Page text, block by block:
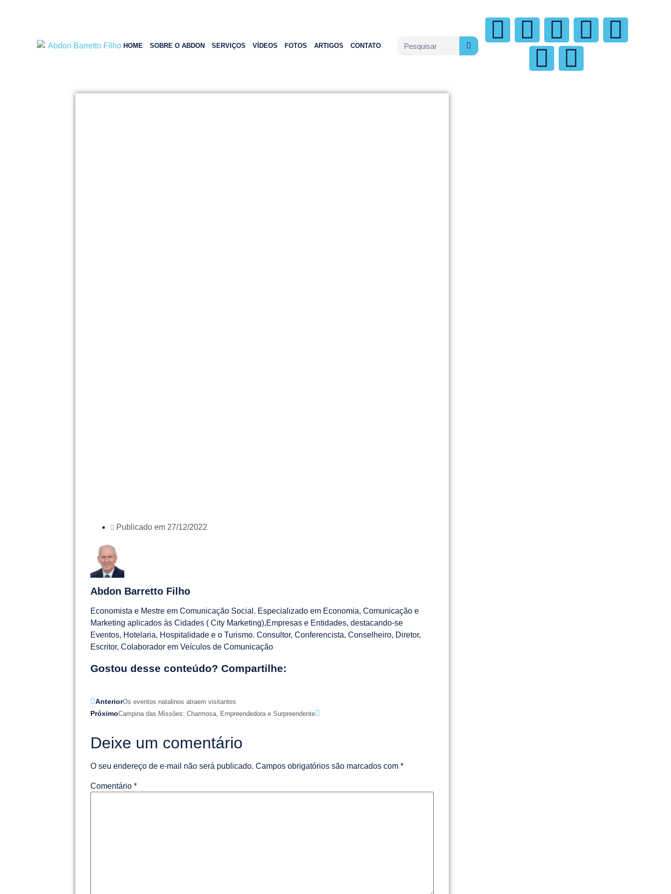
HOME SOBRE O ABDON SERVIÇOS VÍDEOS FOTOS ARTIGOS CONTATO
Publicado em 27/12/2022
Abdon Barretto Filho
Economista e Mestre em Comunicação Social. Especializado em Economia, Comunicação e
Marketing aplicados às Cidades ( City Marketing),Empresas e Entidades, destacando-se
Eventos, Hotelaria, Hospitalidade e o Turismo. Consultor, Conferencista, Conselheiro, Diretor,
Escritor, Colaborador em Veículos de Comunicação
Gostou desse conteúdo? Compartilhe:
AnteriorOs eventos natalinos atraem visitantes
PróximoCampina das Missões: Charmosa, Empreendedora e Surpreendente
Deixe um comentário
O seu endereço de e-mail não será publicado. Campos obrigatórios são marcados com *
Comentário *